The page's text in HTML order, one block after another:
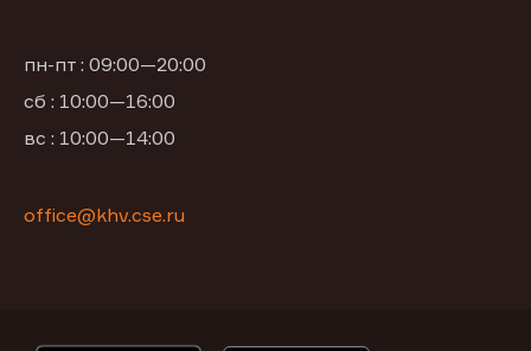
пн-пт : 09:00—20:00
сб : 10:00—16:00
вс : 10:00—14:00
office@khv.cse.ru